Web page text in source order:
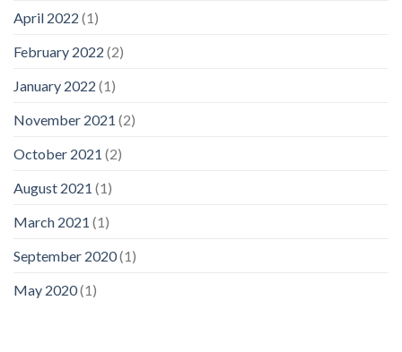
April 2022 (1)
February 2022 (2)
January 2022 (1)
November 2021 (2)
October 2021 (2)
August 2021 (1)
March 2021 (1)
September 2020(1)
May 2020(1)